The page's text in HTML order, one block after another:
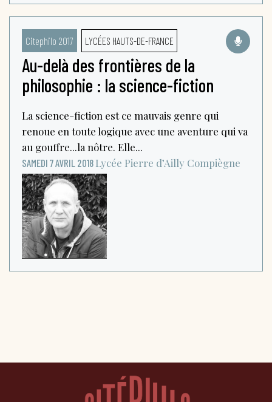
Citephilo 2017 LYCÉES HAUTS-DE-FRANCE
Au-delà des frontières de la
philosophie : la science-fiction
La science-fiction est ce mauvais genre qui
renoue en toute logique avec une aventure qui va
au gouffre...la nôtre. Elle...
SAMEDI 7 AVRIL 2018 Lycée Pierre d’Ailly Compiègne